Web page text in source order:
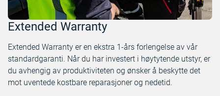
Extended Warranty
Extended Warranty er en ekstra 1-års forlengelse av vår
standardgaranti. Når du har investert i høytytende utstyr, er
du avhengig av produktiviteten og ønsker å beskytte det
mot uventede kostbare reparasjoner og nedetid.